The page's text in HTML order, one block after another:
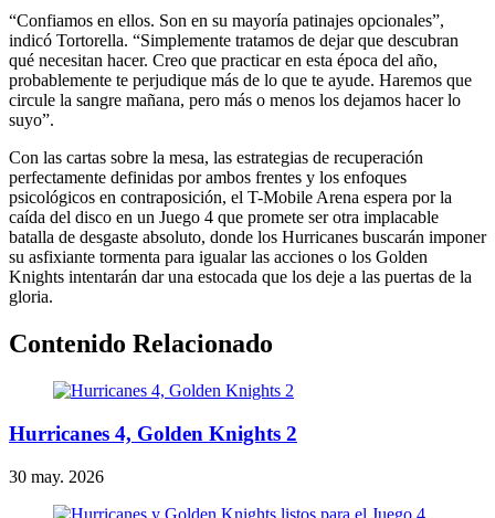
“Confiamos en ellos. Son en su mayoría patinajes opcionales”,
indicó Tortorella. “Simplemente tratamos de dejar que descubran
qué necesitan hacer. Creo que practicar en esta época del año,
probablemente te perjudique más de lo que te ayude. Haremos que
circule la sangre mañana, pero más o menos los dejamos hacer lo
suyo”.
Con las cartas sobre la mesa, las estrategias de recuperación
perfectamente definidas por ambos frentes y los enfoques
psicológicos en contraposición, el T-Mobile Arena espera por la
caída del disco en un Juego 4 que promete ser otra implacable
batalla de desgaste absoluto, donde los Hurricanes buscarán imponer
su asfixiante tormenta para igualar las acciones o los Golden
Knights intentarán dar una estocada que los deje a las puertas de la
gloria.
Contenido Relacionado
Hurricanes 4, Golden Knights 2
30 may. 2026